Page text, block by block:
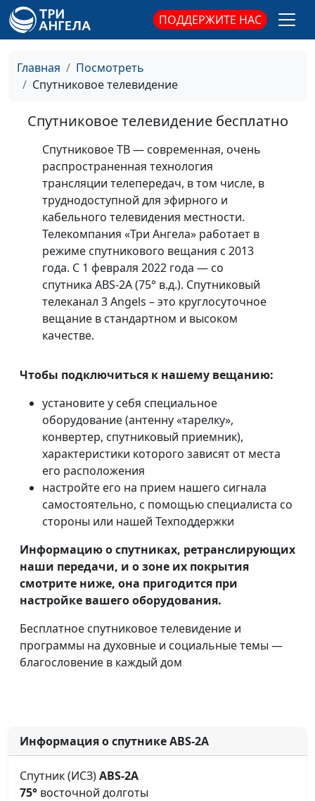
ПОДДЕРЖИТЕ НАС
Главная
Посмотреть
Спутниковое телевидение
Спутниковое телевидение бесплатно
Спутниковое ТВ — современная, очень
распространенная технология
трансляции телепередач, в том числе, в
труднодоступной для эфирного и
кабельного телевидения местности.
Телекомпания «Три Ангела» работает в
режиме спутникового вещания с 2013
года. С 1 февраля 2022 года — со
спутника ABS-2A (75° в.д.). Спутниковый
телеканал 3 Angels – это круглосуточное
вещание в стандартном и высоком
качестве.
Чтобы подключиться к нашему вещанию:
установите у себя специальное
оборудование (антенну «тарелку»,
конвертер, спутниковый приемник),
характеристики которого зависят от места
его расположения
настройте его на прием нашего сигнала
самостоятельно, с помощью специалиста со
стороны или нашей Техподдержки
Информацию о спутниках, ретранслирующих
наши передачи, и о зоне их покрытия
смотрите ниже, она пригодится при
настройке вашего оборудования.
Бесплатное спутниковое телевидение и
программы на духовные и социальные темы —
благословение в каждый дом
Информация о спутнике ABS-2A
Спутник (ИСЗ)ABS-2A
75° восточной долготы